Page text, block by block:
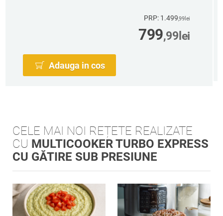
PRP: 1.499,99 lei
799,99 lei
Adauga in cos
CELE MAI NOI REȚETE REALIZATE
CU MULTICOOKER TURBO EXPRESS
CU GĂTIRE SUB PRESIUNE